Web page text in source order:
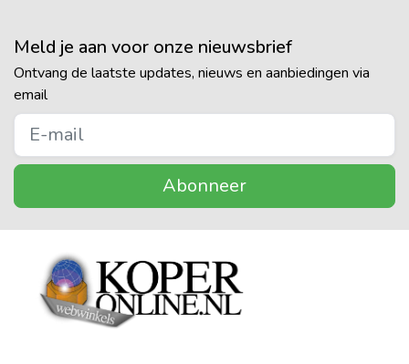
Meld je aan voor onze nieuwsbrief
Ontvang de laatste updates, nieuws en aanbiedingen via
email
Abonneer